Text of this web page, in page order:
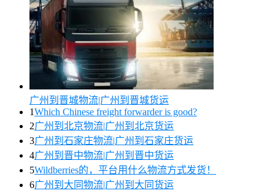
广州到晋城物流|广州到晋城货运
1Which Chinese freight forwarder is good?
2广州到北京物流|广州到北京货运
3广州到石家庄物流|广州到石家庄货运
4广州到晋中物流|广州到晋中货运
5Wildberries的，平台用什么物流方式发货！
6广州到大同物流|广州到大同货运